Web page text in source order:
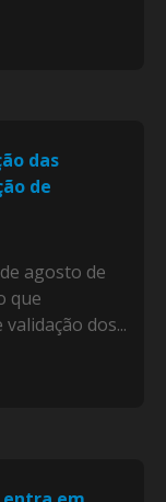
das
de
agosto de
que
dos...